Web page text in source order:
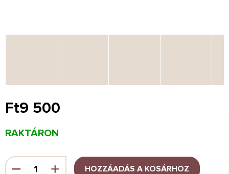
Ft9 500
Egységár:
RAKTÁRON
HOZZÁADÁS A KOSÁRHOZ